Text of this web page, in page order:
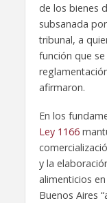
de los bienes
subsanada
tribunal, a
función que
afirmaron.
En los
Ley 1166
y la
alimenticios
Buenos Aires